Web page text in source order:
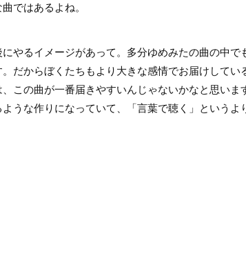
ではあるよね。
やるイメージがあって。多分ゆめみたの曲の中で
だからぼくたちもより大きな感情でお届けして
この曲が一番届きやすいんじゃないかなと思い
うな作りになっていて、「言葉で聴く」という